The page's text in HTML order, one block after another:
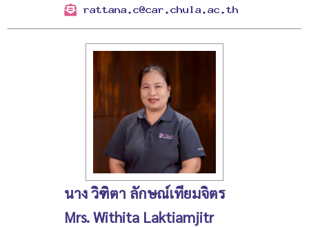
นาง วิฑิตา ลักษณ์เทียมจิตร
Mrs. Withita Laktiamjitr